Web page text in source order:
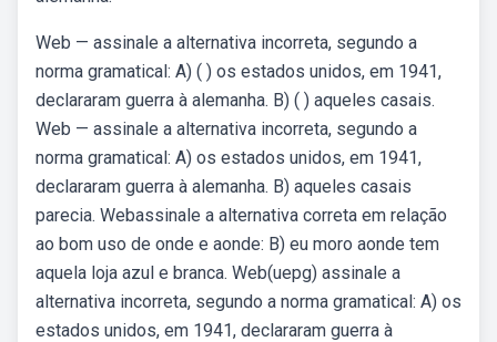
Web — assinale a alternativa incorreta, segundo a
norma gramatical: A) ( ) os estados unidos, em 1941,
declararam guerra à alemanha. B) ( ) aqueles casais.
Web — assinale a alternativa incorreta, segundo a
norma gramatical: A) os estados unidos, em 1941,
declararam guerra à alemanha. B) aqueles casais
parecia. Webassinale a alternativa correta em relação
ao bom uso de onde e aonde: B) eu moro aonde tem
aquela loja azul e branca. Web(uepg) assinale a
alternativa incorreta, segundo a norma gramatical: A) os
estados unidos, em 1941, declararam guerra à